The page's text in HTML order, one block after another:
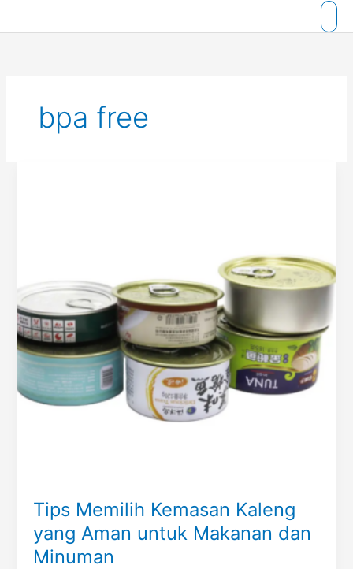
bpa free
Tips Memilih Kemasan Kaleng
yang Aman untuk Makanan dan
Minuman